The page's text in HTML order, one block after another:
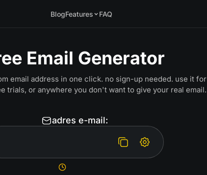
BlogFeatures FAQ
Email Generator
email address in one click. no sign-up needed. use it for
trials, or anywhere you don't want to give your real email.
adres e-mail: